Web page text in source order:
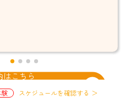
はこちら
スケジュールを確認する ＞